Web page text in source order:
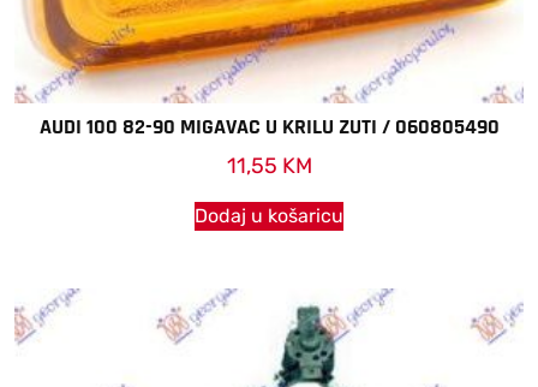
AUDI 100 82-90 MIGAVAC U KRILU ZUTI / 060805490
11,55 KM
Dodaj u košaricu